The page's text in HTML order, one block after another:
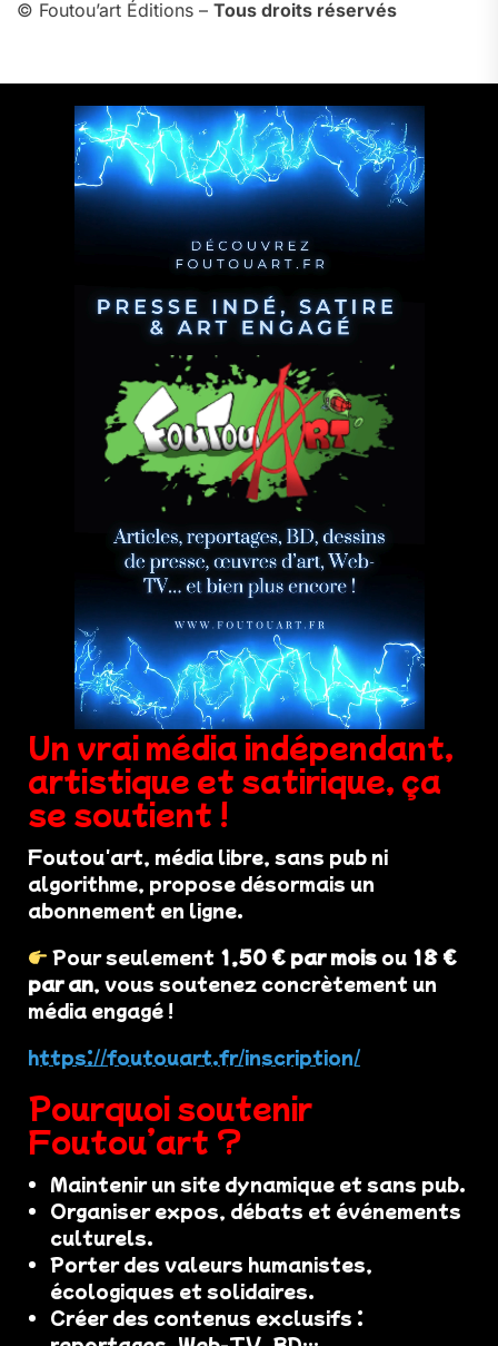
© Foutou’art Éditions – Tous droits réservés
Un vrai média indépendant,
artistique et satirique, ça
se soutient !
Foutou'art, média libre, sans pub ni
algorithme, propose désormais un
abonnement en ligne.
Pour seulement 1,50 € par mois ou 18 €
par an, vous soutenez concrètement un
média engagé !
https://foutouart.fr/inscription/
Pourquoi soutenir
Foutou’art ?
Maintenir un site dynamique et sans pub.
Organiser expos, débats et événements
culturels.
Porter des valeurs humanistes,
écologiques et solidaires.
Créer des contenus exclusifs :